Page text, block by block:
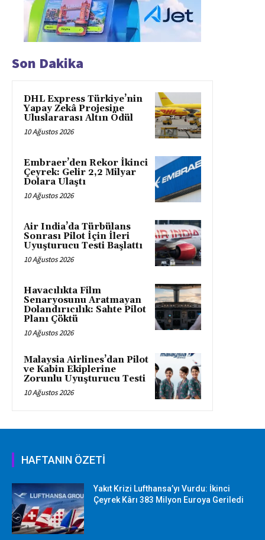
Son Dakika
DHL Express Türkiye’nin
Yapay Zekâ Projesine
Uluslararası Altın Ödül
10 Ağustos 2026
Embraer’den Rekor İkinci
Çeyrek: Gelir 2,2 Milyar
Dolara Ulaştı
10 Ağustos 2026
Air India’da Türbülans
Sonrası Pilot İçin İleri
Uyuşturucu Testi Başlattı
10 Ağustos 2026
Havacılıkta Film
Senaryosunu Aratmayan
Dolandırıcılık: Sahte Pilot
Planı Çöktü
10 Ağustos 2026
Malaysia Airlines’dan Pilot
ve Kabin Ekiplerine
Zorunlu Uyuşturucu Testi
10 Ağustos 2026
HAFTANIN ÖZETİ
Yakıt Krizi Lufthansa’yı Vurdu: İkinci
Çeyrek Kârı 383 Milyon Euroya Geriledi